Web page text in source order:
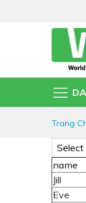
Trang
name
Jill
Eve